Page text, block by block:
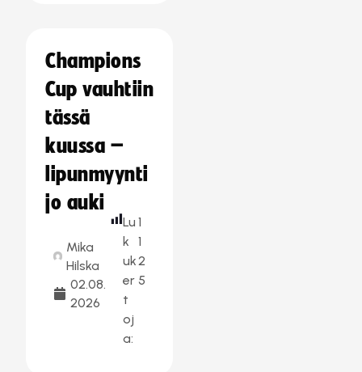
Champions
Cup vauhtiin
tässä
kuussa –
lipunmyynti
jo auki
Mika
Hilska
02.08.
2026
Lu
k
uk
er
t
oj
a:
1
1
2
5